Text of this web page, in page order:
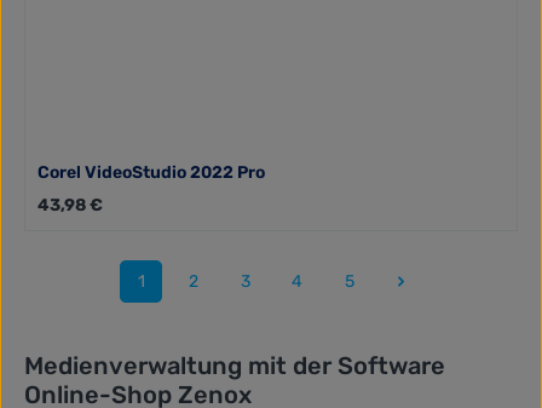
Corel VideoStudio 2022 Pro
Regulärer Preis:
43,98 €
Seite
1
Seite
2
Seite
3
Seite
4
Seite
5
Medienverwaltung mit der Software
Online-Shop Zenox